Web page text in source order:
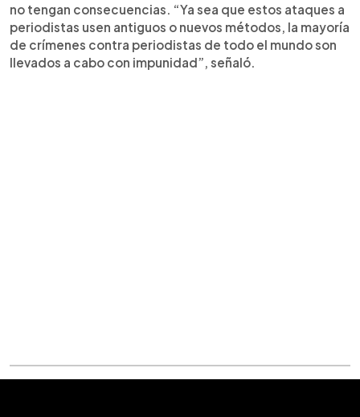
no tengan consecuencias. “Ya sea que estos ataques a
periodistas usen antiguos o nuevos métodos, la mayoría
de crímenes contra periodistas de todo el mundo son
llevados a cabo con impunidad”, señaló.